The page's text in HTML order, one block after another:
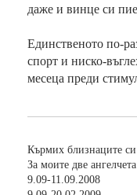
даже и винце си
Единственото по-
спорт и ниско-
месеца преди
Кърмих близнаците
За моите две
9.09-11.09.2008